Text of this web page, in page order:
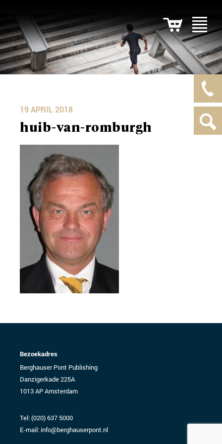
19 APRIL 2018
huib-van-romburgh
Bezoekadres
Berghauser Pont Publishing
Danzigerkade 225A
1013 AP Amsterdam
Tel:(020) 637 5000
E-mail: info@berghauserpont.nl